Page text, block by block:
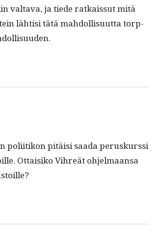
val­ta­va, ja tiede ratkaissut mitä
lähtisi tätä mah­dol­lisu­ut­ta torp­
poli­itikon pitäisi saa­da peruskurssi
Ottaisiko Vihreät ohjel­maansa